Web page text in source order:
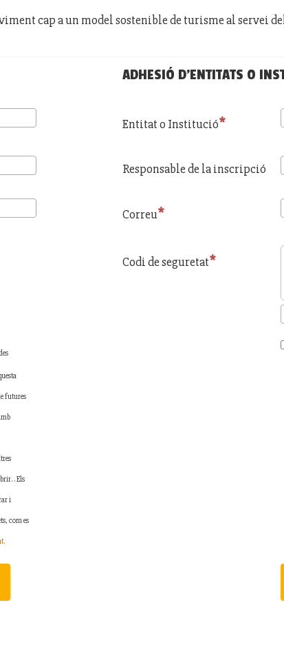
cap a un model sostenible de turisme al servei
futures
. Els
i
com es
ADHESIÓ D'ENTITATS O
Entitat o Institució
Responsable de la inscripció
Correu
Codi de seguretat